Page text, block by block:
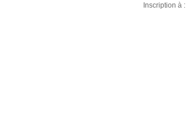
Inscription à :